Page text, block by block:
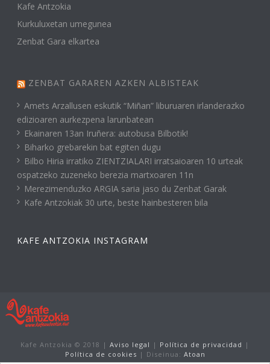
Kafe Antzokia
Kurkuluxetan umegunea
Zenbat Gara elkartea
ZENBAT GARAREN AZKEN ALBISTEAK
Amets Arzallusen eskutik “Miñan” liburuaren irlanderazko
edizioaren aurkezpena larunbatean
Ekainaren 13an Iruñera: autobusa Bilbotik!
Biharko grebarekin bat egiten dugu
Bilbo Hiria irratiko ZIENTZIALARI irratsaioaren 10 urteak
ospatzeko zuzeneko berezia martxoaren 11n
Merezimenduzko ARGIA saria jaso du Zenbat Garak
Kafe Antzokiak 30 urte, beste hainbesteren bila
KAFE ANTZOKIA INSTAGRAM
Kafe Antzokia © 2018 | Aviso legal | Política de privacidad |
Política de cookies | Diseinua: Atoan